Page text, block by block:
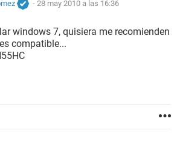
- 28 may 2010 a las 16:36
windows 7, quisiera me recomienden
compatible...